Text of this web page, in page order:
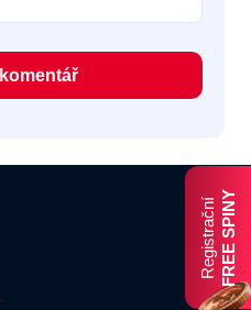
RegistračníFREE SPINY